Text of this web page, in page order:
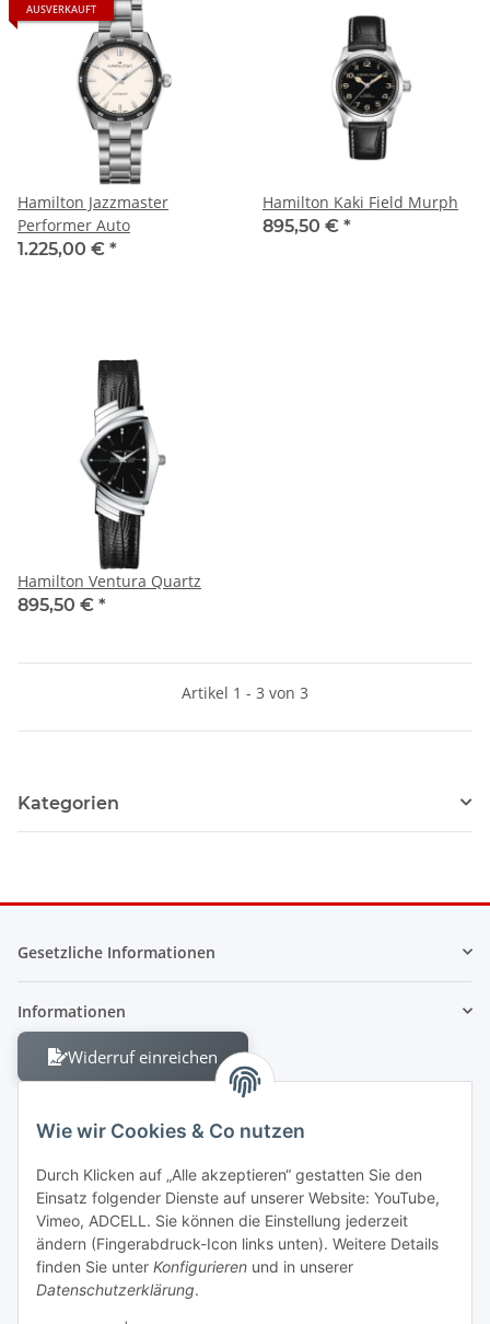
Wie wir Cookies & Co nutzen
Durch Klicken auf „Alle akzeptieren“ gestatten Sie den
Einsatz folgender Dienste auf unserer Website: YouTube,
Vimeo, ADCELL. Sie können die Einstellung jederzeit
ändern (Fingerabdruck-Icon links unten). Weitere Details
finden Sie unter Konfigurieren und in unserer
Datenschutzerklärung.
AUSVERKAUFT
Hamilton Jazzmaster
Performer Auto
1.225,00 € *
Hamilton Kaki Field Murph
895,50 € *
Hamilton Ventura Quartz
895,50 € *
Artikel 1 - 3 von 3
Kategorien
Gesetzliche Informationen
Informationen
Widerruf einreichen
Berliner Allee 38
13088 Berlin
Shop +49 30 4280 2070
Fax +49 30 4280 2071